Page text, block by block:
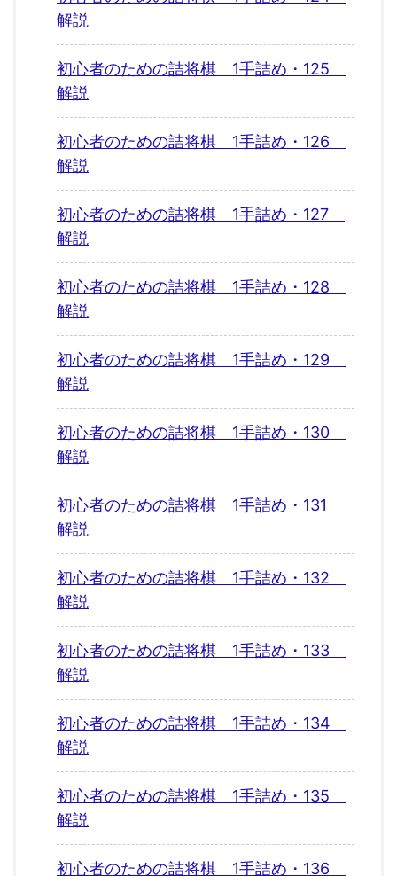
解説
初心者のための詰将棋 1手詰め・125
解説
初心者のための詰将棋 1手詰め・126
解説
初心者のための詰将棋 1手詰め・127
解説
初心者のための詰将棋 1手詰め・128
解説
初心者のための詰将棋 1手詰め・129
解説
初心者のための詰将棋 1手詰め・130
解説
初心者のための詰将棋 1手詰め・131
解説
初心者のための詰将棋 1手詰め・132
解説
初心者のための詰将棋 1手詰め・133
解説
初心者のための詰将棋 1手詰め・134
解説
初心者のための詰将棋 1手詰め・135
解説
初心者のための詰将棋 1手詰め・136